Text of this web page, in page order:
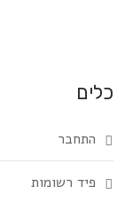
כלים
התחבר
פיד רשומות